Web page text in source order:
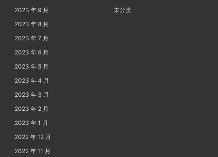
2023 年 9 月
2023 年 8 月
2023 年 7 月
2023 年 6 月
2023 年 5 月
2023 年 4 月
2023 年 3 月
2023 年 2 月
2023 年 1 月
2022 年 12 月
2022 年 11 月
未分类